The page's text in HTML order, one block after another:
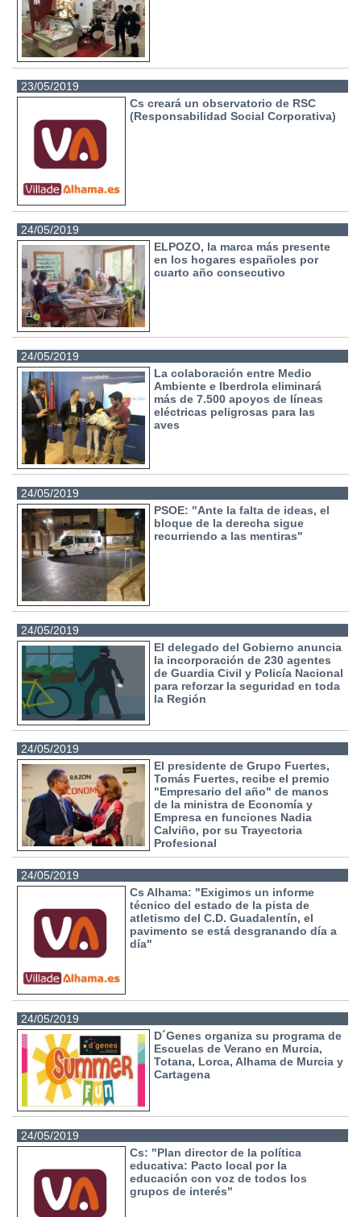
23/05/2019
Cs creará un observatorio de RSC
(Responsabilidad Social Corporativa)
24/05/2019
ELPOZO, la marca más presente
en los hogares españoles por
cuarto año consecutivo
24/05/2019
La colaboración entre Medio
Ambiente e Iberdrola eliminará
más de 7.500 apoyos de líneas
eléctricas peligrosas para las
aves
24/05/2019
PSOE: "Ante la falta de ideas, el
bloque de la derecha sigue
recurriendo a las mentiras"
24/05/2019
El delegado del Gobierno anuncia
la incorporación de 230 agentes
de Guardia Civil y Policía Nacional
para reforzar la seguridad en toda
la Región
24/05/2019
El presidente de Grupo Fuertes,
Tomás Fuertes, recibe el premio
"Empresario del año" de manos
de la ministra de Economía y
Empresa en funciones Nadia
Calviño, por su Trayectoria
Profesional
24/05/2019
Cs Alhama: "Exigimos un informe
técnico del estado de la pista de
atletismo del C.D. Guadalentín, el
pavimento se está desgranando día a
día"
24/05/2019
D´Genes organiza su programa de
Escuelas de Verano en Murcia,
Totana, Lorca, Alhama de Murcia y
Cartagena
24/05/2019
Cs: "Plan director de la política
educativa: Pacto local por la
educación con voz de todos los
grupos de interés"